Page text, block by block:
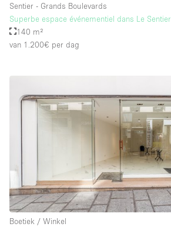
Sentier - Grands Boulevards
Superbe espace événementiel dans Le Sentier
140 m²
van 1.200€ per dag
Boetiek / Winkel